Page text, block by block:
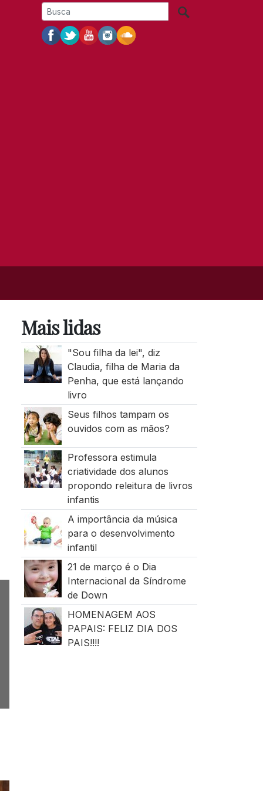
Mais lidas
"Sou filha da lei", diz
Claudia, filha de Maria da
Penha, que está lançando
livro
Seus filhos tampam os
ouvidos com as mãos?
Professora estimula
criatividade dos alunos
propondo releitura de livros
infantis
A importância da música
para o desenvolvimento
infantil
21 de março é o Dia
Internacional da Síndrome
de Down
HOMENAGEM AOS
PAPAIS: FELIZ DIA DOS
PAIS!!!!